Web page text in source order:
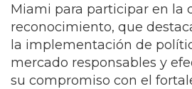
Miami para participar en la
reconocimiento, que
la implementación de
mercado responsables y
su compromiso con el